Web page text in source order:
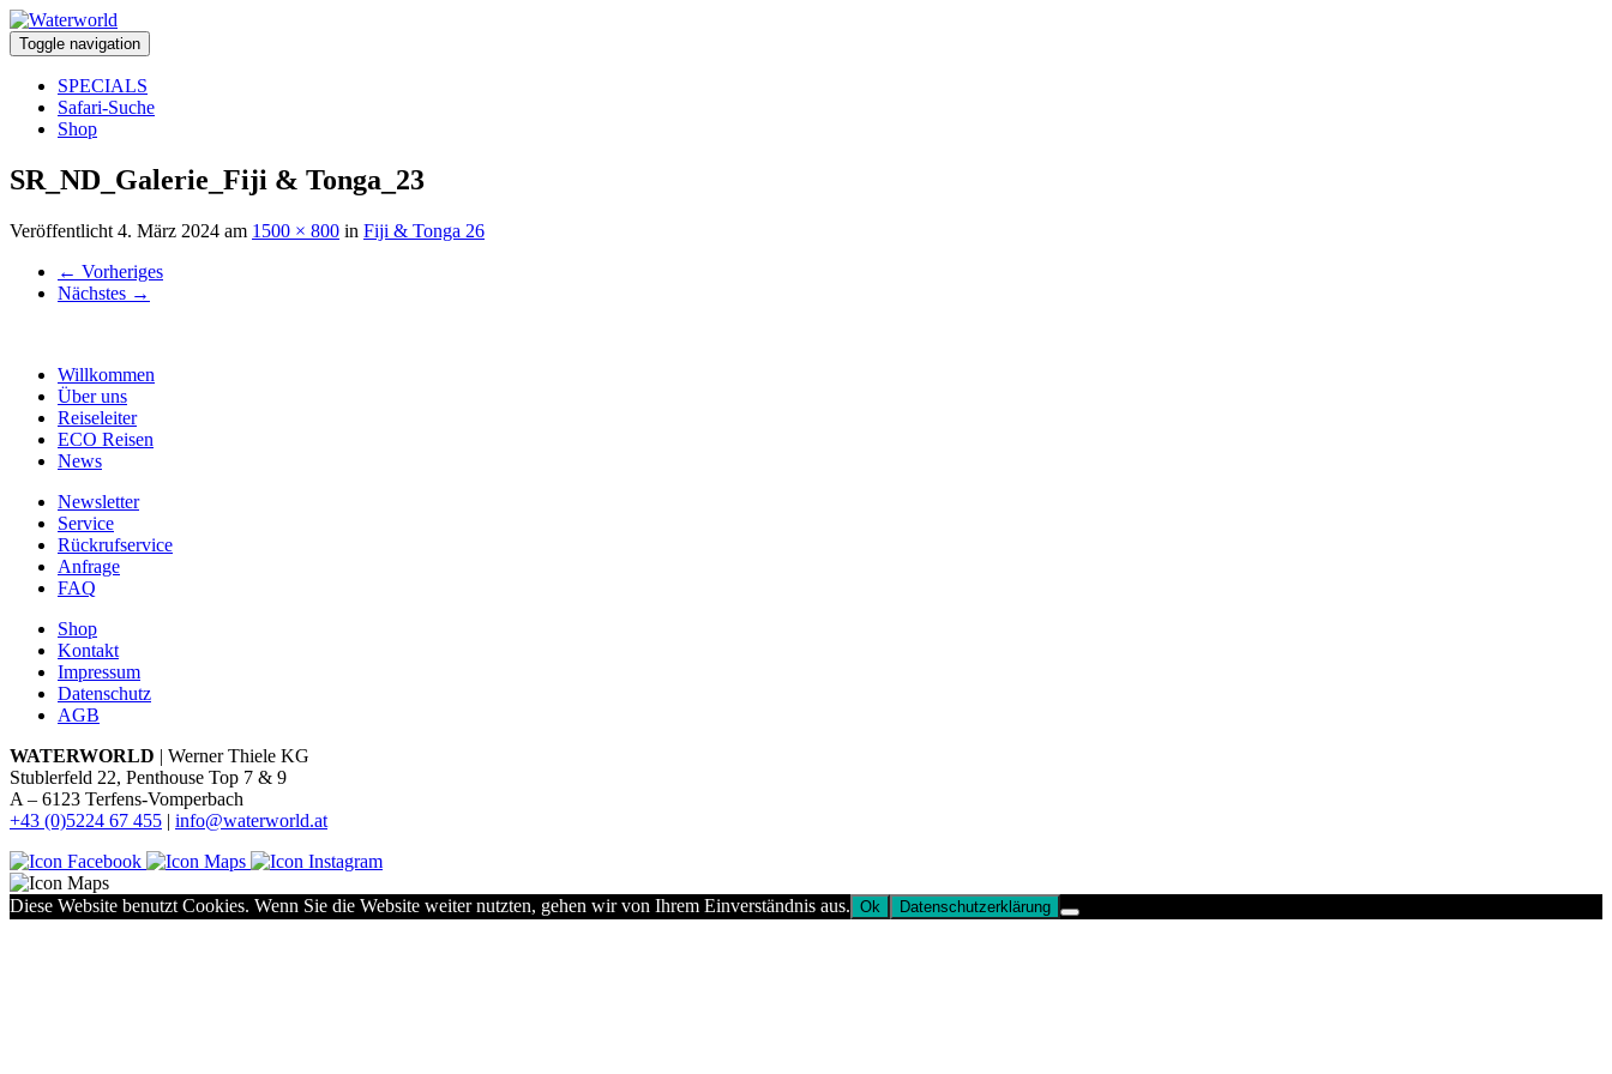
Toggle navigation
SPECIALS
Safari-Suche
Shop
SR_ND_Galerie_Fiji & Tonga_23
Veröffentlicht 4. März 2024 am 1500 × 800 in Fiji & Tonga 26
← Vorheriges
Nächstes →
Willkommen
Über uns
Reiseleiter
ECO Reisen
News
Newsletter
Service
Rückrufservice
Anfrage
FAQ
Shop
Kontakt
Impressum
Datenschutz
AGB
WATERWORLD | Werner Thiele KG
Stublerfeld 22, Penthouse Top 7 & 9
A – 6123 Terfens-Vomperbach
+43 (0)5224 67 455 | info@waterworld.at
Diese Website benutzt Cookies. Wenn Sie die Website weiter nutzten, gehen wir von Ihrem Einverständnis aus. Ok Datenschutzerklärung